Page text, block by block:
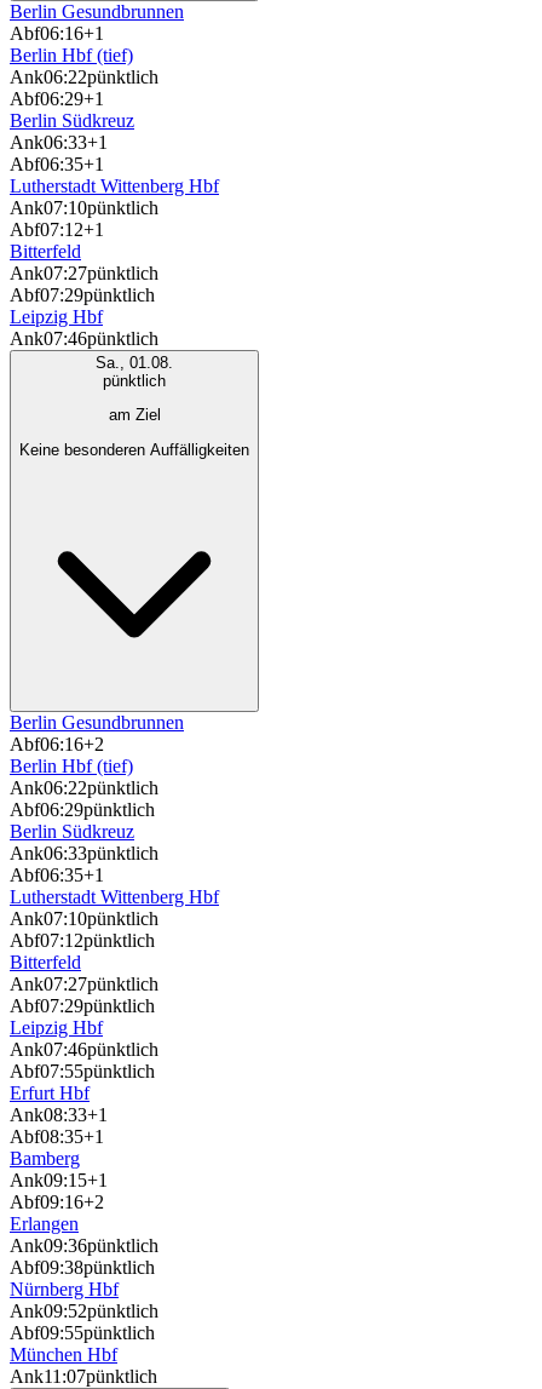
Berlin Gesundbrunnen
Abf06:16+1
Berlin Hbf (tief)
Ank06:22pünktlich
Abf06:29+1
Berlin Südkreuz
Ank06:33+1
Abf06:35+1
Lutherstadt Wittenberg Hbf
Ank07:10pünktlich
Abf07:12+1
Bitterfeld
Ank07:27pünktlich
Abf07:29pünktlich
Leipzig Hbf
Ank07:46pünktlich
Sa., 01.08.
pünktlich
am Ziel
Keine besonderen Auffälligkeiten
Berlin Gesundbrunnen
Abf06:16+2
Berlin Hbf (tief)
Ank06:22pünktlich
Abf06:29pünktlich
Berlin Südkreuz
Ank06:33pünktlich
Abf06:35+1
Lutherstadt Wittenberg Hbf
Ank07:10pünktlich
Abf07:12pünktlich
Bitterfeld
Ank07:27pünktlich
Abf07:29pünktlich
Leipzig Hbf
Ank07:46pünktlich
Abf07:55pünktlich
Erfurt Hbf
Ank08:33+1
Abf08:35+1
Bamberg
Ank09:15+1
Abf09:16+2
Erlangen
Ank09:36pünktlich
Abf09:38pünktlich
Nürnberg Hbf
Ank09:52pünktlich
Abf09:55pünktlich
München Hbf
Ank11:07pünktlich